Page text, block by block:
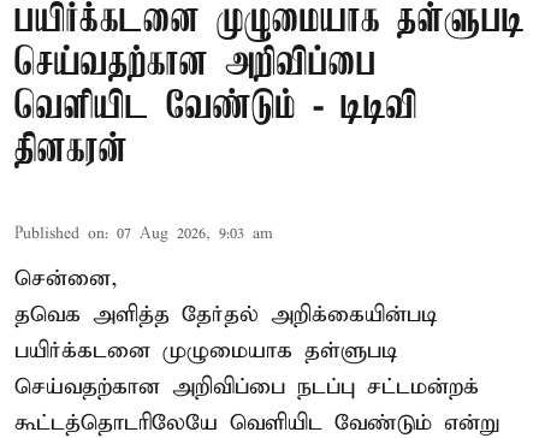
பயிர்க்கடனை முழுமையாக தள்ளுபடி
செய்வதற்கான அறிவிப்பை
வெளியிட வேண்டும் - டிடிவி
தினகரன்
Published on: 07 Aug 2026, 9:03 am
சென்னை,
தவெக அளித்த தேர்தல் அறிக்கையின்படி
பயிர்க்கடனை முழுமையாக தள்ளுபடி
செய்வதற்கான அறிவிப்பை நடப்பு சட்டமன்றக்
கூட்டத்தொடரிலேயே வெளியிட வேண்டும் என்று